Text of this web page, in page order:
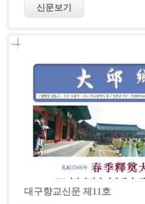
대구향교신문 제11호